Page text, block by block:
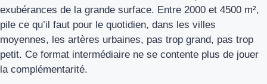
exubérances de la grande surface. Entre 2000 et 4500 m²,
pile ce qu’il faut pour le quotidien, dans les villes
moyennes, les artères urbaines, pas trop grand, pas trop
petit. Ce format intermédiaire ne se contente plus de jouer
la complémentarité.